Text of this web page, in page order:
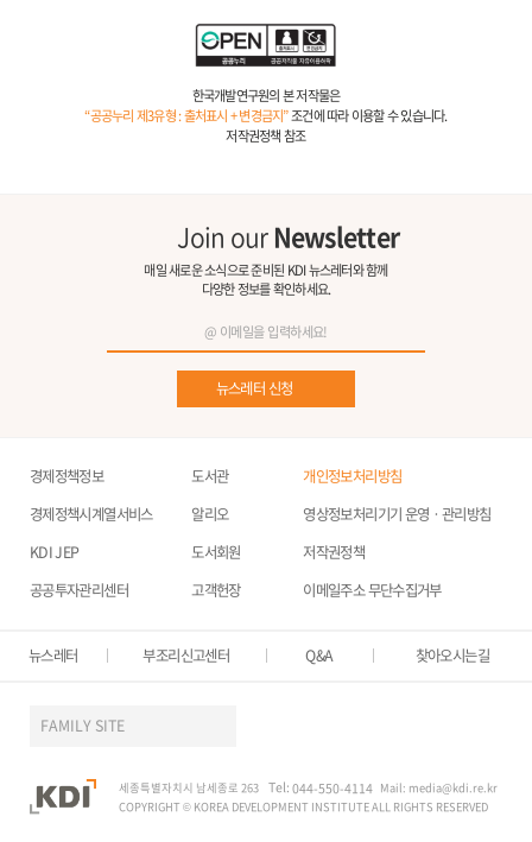
한국개발연구원의 본 저작물은
“공공누리 제3유형 : 출처표시 + 변경금지”조건에 따라 이용할 수 있습니다.
저작권정책 참조
Join ourNewsletter
매일 새로운 소식으로 준비된 KDI 뉴스레터와 함께
다양한 정보를 확인하세요.
뉴스레터 신청
경제정책정보
경제정책시계열서비스
KDI JEP
공공투자관리센터
도서관
알리오
도서회원
고객헌장
개인정보처리방침
영상정보처리기기 운영ㆍ관리방침
저작권정책
이메일주소 무단수집거부
뉴스레터 부조리신고센터 Q&A 찾아오시는길
세종특별자치시 남세종로 263 Tel: 044-550-4114 Mail: media@kdi.re.kr
COPYRIGHT © KOREA DEVELOPMENT INSTITUTE ALL RIGHTS RESERVED
FAMILY SITE